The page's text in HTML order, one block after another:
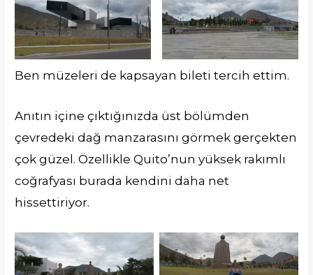
Ben müzeleri de kapsayan bileti tercih ettim.
Anıtın içine çıktığınızda üst bölümden
çevredeki dağ manzarasını görmek gerçekten
çok güzel. Özellikle Quito’nun yüksek rakımlı
coğrafyası burada kendini daha net
hissettiriyor.